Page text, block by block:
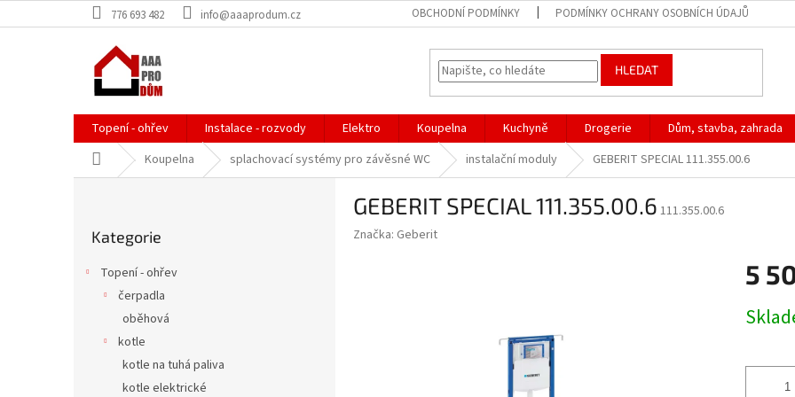
na
776 693 482 info@aaaprodum.cz OBCHODNÍ PODMÍNKY PODMÍNKY OCHRANY OSOBNÍCH ÚDAJŮ
HLEDAT
Topení - ohřev Instalace - rozvody Elektro Koupelna Kuchyně Drogerie Dům, stavba, zahrada
Domů Koupelna splachovací systémy pro závěsné WC instalační moduly GEBERIT SPECIAL 111.355.00.6
kategorie
Kategorie
Topení - ohřev
čerpadla
oběhová
kotle
kotle na tuhá paliva
kotle elektrické
GEBERIT SPECIAL 111.355.00.6 111.355.00.6
Značka: Geberit
5
cena: